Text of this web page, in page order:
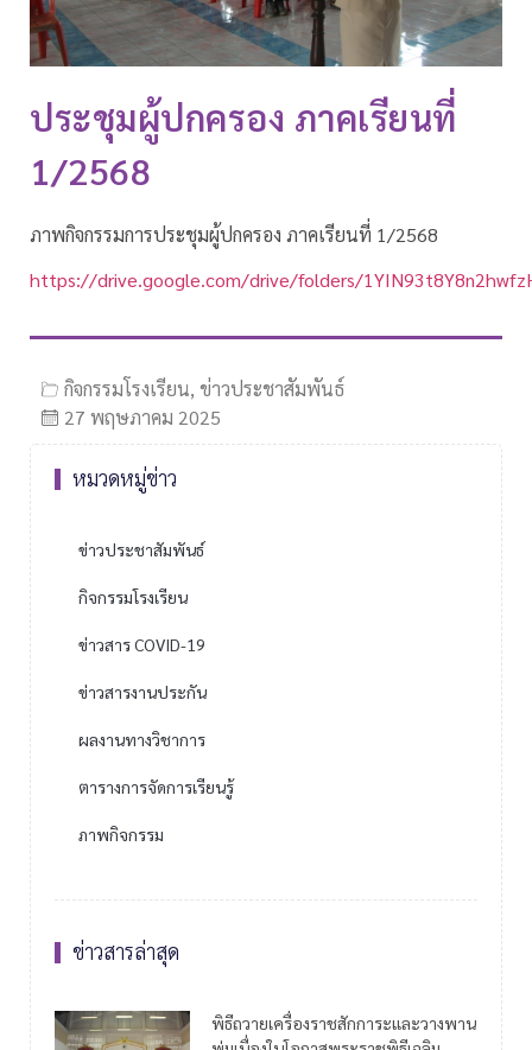
ประชุมผู้ปกครอง ภาคเรียนที่
1/2568
ภาพกิจกรรมการประชุมผู้ปกครอง ภาคเรียนที่ 1/2568
https://drive.google.com/drive/folders/
กิจกรรมโรงเรียน, ข่าวประชาสัมพันธ์
27 พฤษภาคม 2025
หมวดหมู่ข่าว
ข่าวประชาสัมพันธ์
กิจกรรมโรงเรียน
ข่าวสาร COVID-19
ข่าวสารงานประกัน
ผลงานทางวิชาการ
ตารางการจัดการเรียนรู้
ภาพกิจกรรม
ข่าวสารล่าสุด
พิธีถวายเครื่องราชสักการะและวางพาน